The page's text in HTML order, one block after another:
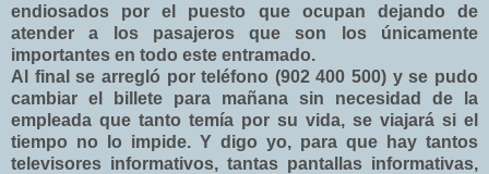
endiosados por el puesto que ocupan dejando de
atender a los pasajeros que son los únicamente
importantes en todo este entramado.
Al final se arregló por teléfono (902 400 500) y se pudo
cambiar el billete para mañana sin necesidad de la
empleada que tanto temía por su vida, se viajará si el
tiempo no lo impide. Y digo yo, para que hay tantos
televisores informativos, tantas pantallas informativas,